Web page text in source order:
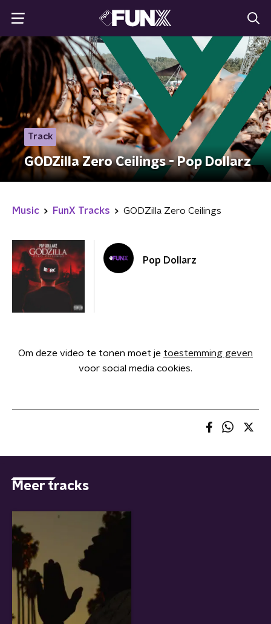
Track
GODZilla Zero Ceilings - Pop Dollarz
Music FunX Tracks GODZilla Zero Ceilings
Pop Dollarz
Om deze video te tonen moet je toestemming geven
voor social media cookies.
Meer tracks